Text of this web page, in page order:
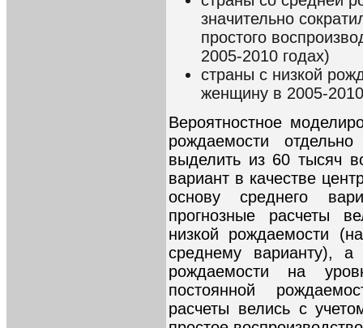
значительно
простого
2005-2010 годах)
страны с низкой
женщину в 2005-
Вероятностное
рождаемости
выделить из 60 тысяч
вариант в качестве
основу среднего
прогнозные расчеты
низкой рождаемости
среднему варианту), а
рождаемости на
постоянной
расчеты велись с